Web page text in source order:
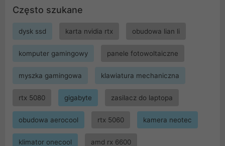
Często szukane
dysk ssd karta nvidia rtx obudowa lian li
komputer gamingowy panele fotowoltaiczne
myszka gamingowa klawiatura mechaniczna
rtx 5080 gigabyte zasilacz do laptopa
obudowa aerocool rtx 5060 kamera neotec
klimator onecool amd rx 6600